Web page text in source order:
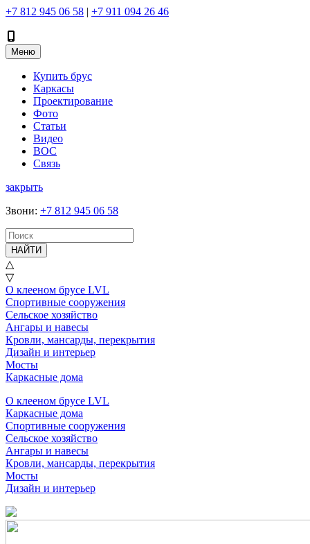
+7 812 945 06 58 | +7 911 094 26 46
Меню
Купить брус
Каркасы
Проектирование
Фото
Статьи
Видео
ВОС
Связь
закрыть
Звони: +7 812 945 06 58
НАЙТИ
△
▽
О клееном брусе LVL
Спортивные сооружения
Сельское хозяйство
Ангары и навесы
Кровли, мансарды, перекрытия
Дизайн и интерьер
Мосты
Каркасные дома
О клееном брусе LVL
Каркасные дома
Спортивные сооружения
Сельское хозяйство
Ангары и навесы
Кровли, мансарды, перекрытия
Мосты
Дизайн и интерьер